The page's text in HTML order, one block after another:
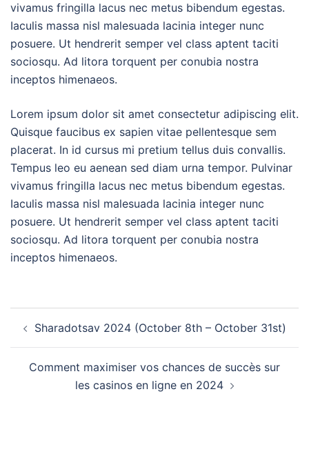
vivamus fringilla lacus nec metus bibendum egestas.
Iaculis massa nisl malesuada lacinia integer nunc
posuere. Ut hendrerit semper vel class aptent taciti
sociosqu. Ad litora torquent per conubia nostra
inceptos himenaeos.
Lorem ipsum dolor sit amet consectetur adipiscing elit.
Quisque faucibus ex sapien vitae pellentesque sem
placerat. In id cursus mi pretium tellus duis convallis.
Tempus leo eu aenean sed diam urna tempor. Pulvinar
vivamus fringilla lacus nec metus bibendum egestas.
Iaculis massa nisl malesuada lacinia integer nunc
posuere. Ut hendrerit semper vel class aptent taciti
sociosqu. Ad litora torquent per conubia nostra
inceptos himenaeos.
navigation
Sharadotsav 2024 (October 8th – October 31st)
Comment maximiser vos chances de succès sur
les casinos en ligne en 2024